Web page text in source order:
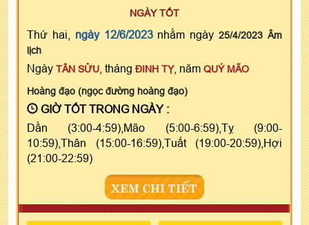
NGÀY TỐT
Thứ hai, ngày 12/6/2023nhằm ngày25/4/2023 Âm
lịch
Ngày TÂN SỬU , tháng ĐINH TỴ, năm QUÝ MÃO
Hoàng đạo (ngọc đường hoàng đạo)
GIỜ TỐT TRONG NGÀY :
Dần (3:00-4:59),Mão (5:00-6:59),Tỵ (9:00-
10:59),Thân (15:00-16:59),Tuất (19:00-20:59),Hợi
(21:00-22:59)
XEM CHI TIẾT